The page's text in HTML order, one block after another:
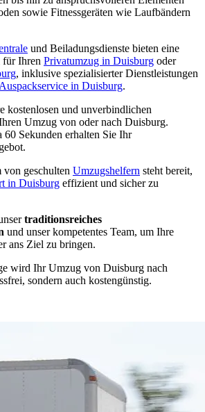
sowie Fitnessgeräten wie Laufbändern
und Beiladungsdienste bieten eine
Ihren Privatumzug in Duisburg oder
, inklusive spezialisierter Dienstleistungen
in Duisburg.
kostenlosen und unverbindlichen
Umzug von oder nach Duisburg.
Sekunden erhalten Sie Ihr
von geschulten Umzugshelfern steht bereit,
in Duisburg effizient und sicher zu
traditionsreiches
und unser kompetentes Team, um Ihre
ans Ziel zu bringen.
wird Ihr Umzug von Duisburg nach
sondern auch kostengünstig.